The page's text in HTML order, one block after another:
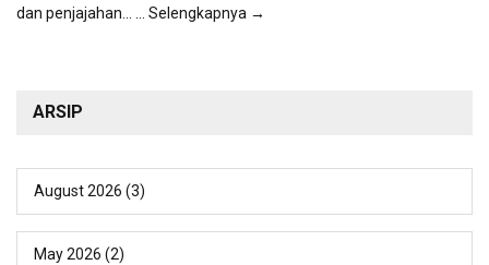
dan penjajahan... ... Selengkapnya →
ARSIP
August 2026 (3)
May 2026 (2)